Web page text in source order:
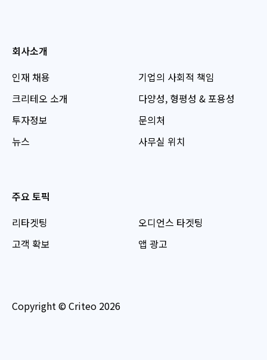
회사소개
인재 채용
크리테오 소개
투자정보
뉴스
기업의 사회적 책임
다양성, 형평성 & 포용성
문의처
사무실 위치
주요 토픽
리타겟팅
고객 확보
오디언스 타겟팅
앱 광고
Copyright © Criteo 2026